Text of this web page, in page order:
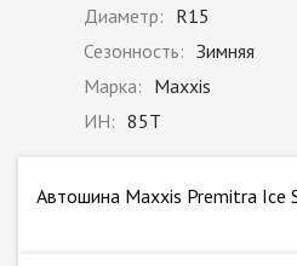
Диаметр: R15
Сезонность: Зимняя
Марка: Maxxis
ИН: 85T
Автошина Maxxis Premitra